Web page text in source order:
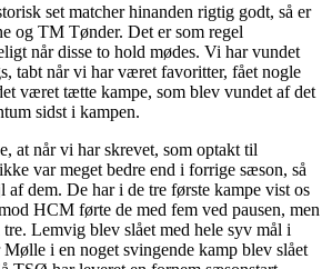
set matcher hinanden rigtig godt, så er
og TM Tønder. Det er som regel
når disse to hold mødes. Vi har vundet
tabt når vi har været favoritter, fået nogle
været tætte kampe, som blev vundet af det
sidst i kampen.
at når vi har skrevet, som optakt til
var meget bedre end i forrige sæson, så
af dem. De har i de tre første kampe vist os
HCM førte de med fem ved pausen, men
tre. Lemvig blev slået med hele syv mål i
i en noget svingende kamp blev slået